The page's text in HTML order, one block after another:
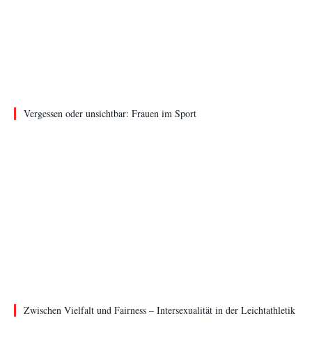
Vergessen oder unsichtbar: Frauen im Sport
Zwischen Vielfalt und Fairness – Intersexualität in der Leichtathletik